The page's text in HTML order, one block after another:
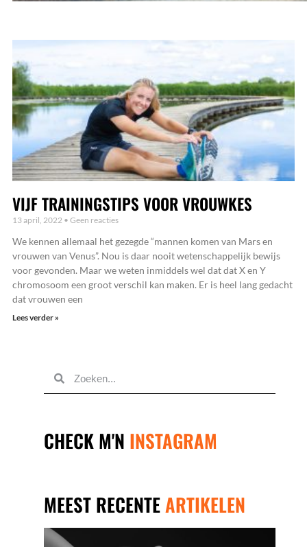
VIJF TRAININGSTIPS VOOR VROUWKES
13 april, 2022 Geen reacties
We kennen allemaal het gezegde “mannen komen van Mars en
vrouwen van Venus”. Nou is daar nooit wetenschappelijk bewijs
voor gevonden. Maar we weten inmiddels wel dat dat X en Y
chromosoom een groot verschil kan maken. Er is heel lang gedacht
dat vrouwen een
Lees verder »
CHECK M'N INSTAGRAM
BERICHTJE
SAMEN
DOEN?
MEEST RECENTEARTIKELEN